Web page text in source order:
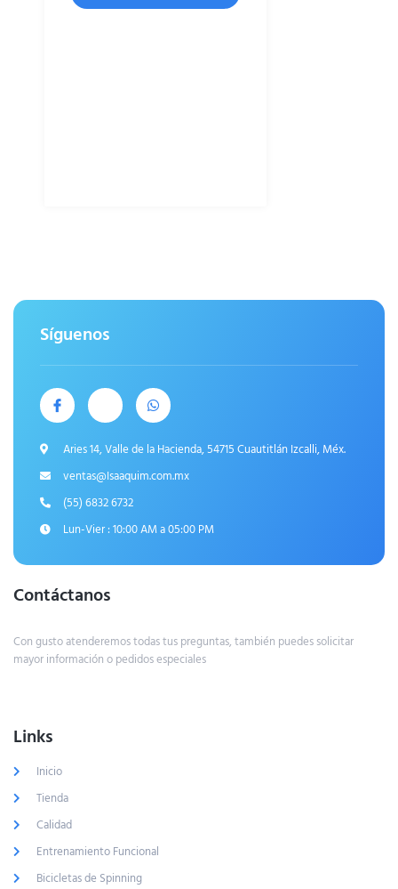
Síguenos
Aries 14, Valle de la Hacienda, 54715 Cuautitlán Izcalli, Méx.
ventas@Isaaquim.com.mx
(55) 6832 6732
Lun-Vier : 10:00 AM a 05:00 PM
Contáctanos
Con gusto atenderemos todas tus preguntas, también puedes solicitar
mayor información o pedidos especiales
Links
Inicio
Tienda
Calidad
Entrenamiento Funcional
Bicicletas de Spinning